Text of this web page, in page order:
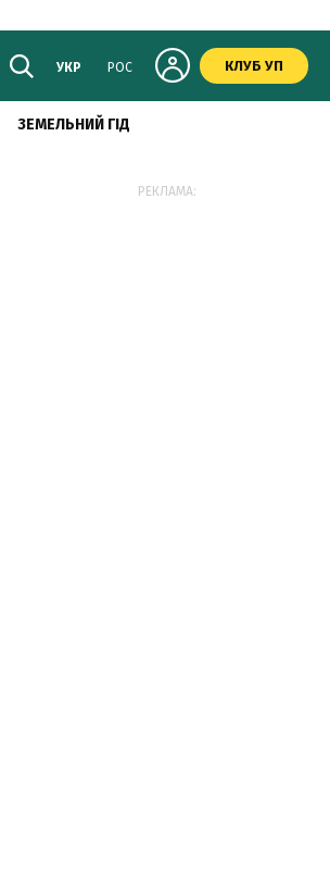
УКР РОС КЛУБ УП
ЗЕМЕЛЬНИЙ ГІД
РЕКЛАМА: